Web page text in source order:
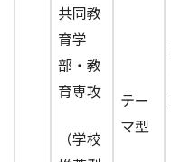
共同教
育学
部・教
育専攻
（学校
テー
マ型